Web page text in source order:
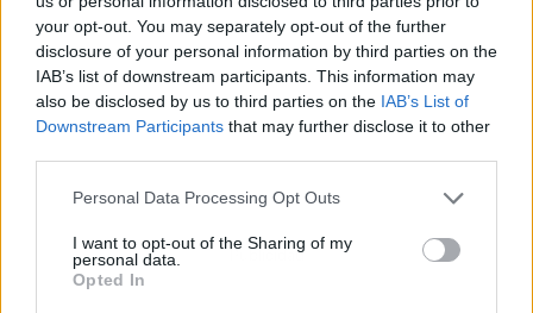
your opt-out. You may separately opt-out of the further
disclosure of your personal information by third parties on the
IAB’s list of downstream participants. This information may
also be disclosed by us to third parties on the IAB’s List of
Downstream Participants that may further disclose it to other
Personal Data Processing Opt Outs
I want to opt-out of the Sharing of my
personal data.
Opted In
Publicidad